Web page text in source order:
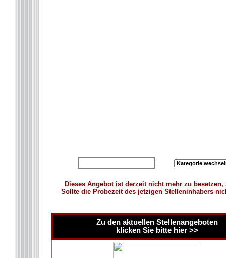
Dieses Angebot ist derzeit nicht mehr zu
Sollte die Probezeit des jetzigen Stelleninhabers
Zu den aktuellen Stellenangeboten
klicken Sie bitte hier >>